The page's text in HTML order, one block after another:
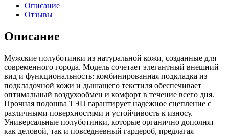
Описание
Отзывы
Описание
Мужские полуботинки из натуральной кожи, созданные для
современного города. Модель сочетает элегантный внешний
вид и функциональность: комбинированная подкладка из
подкладочной кожи и дышащего текстиля обеспечивает
оптимальный воздухообмен и комфорт в течение всего дня.
Прочная подошва ТЭП гарантирует надежное сцепление с
различными поверхностями и устойчивость к износу.
Универсальные полуботинки, которые органично дополнят
как деловой, так и повседневный гардероб, предлагая